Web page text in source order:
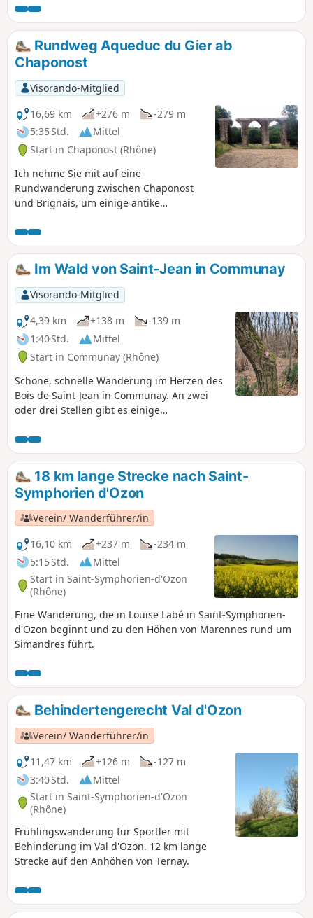
Rundweg Aqueduc du Gier ab
Chaponost
Visorando-Mitglied
16,69 km
+276 m
-279 m
5:35 Std.
Mittel
Start in Chaponost (Rhône)
Ich nehme Sie mit auf eine
Rundwanderung zwischen Chaponost
und Brignais, um einige antike
errichteten Aquädukts von Gier zu
besichtigen. Die größte Schwierigkeit
dieser Route ist ihre relative Länge.
Im Wald von Saint-Jean in Communay
Visorando-Mitglied
4,39 km
+138 m
-139 m
1:40 Std.
Mittel
Start in Communay (Rhône)
Schöne, schnelle Wanderung im Herzen des
Bois de Saint-Jean in Communay. An zwei
oder drei Stellen gibt es einige
Autobahn A46 fühlen Sie sich während
dieser Wanderung weit weg von jeglicher
Zivilisation.
18 km lange Strecke nach Saint-
Symphorien d'Ozon
Verein/ Wanderführer/in
16,10 km
+237 m
-234 m
5:15 Std.
Mittel
Start in Saint-Symphorien-d'Ozon
(Rhône)
Eine Wanderung, die in Louise Labé in Saint-Symphorien-
d'Ozon beginnt und zu den Höhen von Marennes rund um
Simandres führt.
Behindertengerecht Val d'Ozon
Verein/ Wanderführer/in
11,47 km
+126 m
-127 m
3:40 Std.
Mittel
Start in Saint-Symphorien-d'Ozon
(Rhône)
Frühlingswanderung für Sportler mit
Behinderung im Val d'Ozon. 12 km lange
Strecke auf den Anhöhen von Ternay.